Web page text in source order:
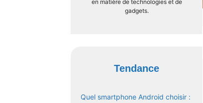
en matière de technologies et de
gadgets.
Tendance
Quel smartphone Android choisir :